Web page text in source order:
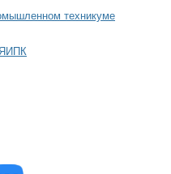
техникуме